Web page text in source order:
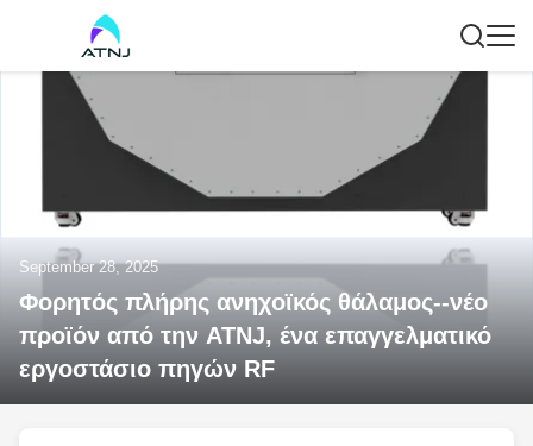
September 28, 2025
Φορητός πλήρης ανηχοϊκός θάλαμος--νέο
προϊόν από την ATNJ, ένα επαγγελματικό
εργοστάσιο πηγών RF